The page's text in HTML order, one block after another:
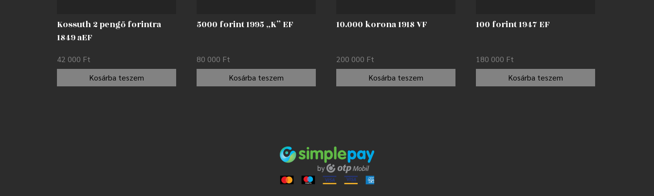
Kossuth 2 pengő forintra
1849 aEF
42 000 Ft
Kosárba teszem
5000 forint 1995 „K” EF
80 000 Ft
Kosárba teszem
10.000 korona 1918 VF
200 000 Ft
Kosárba teszem
100 forint 1947 EF
180 000 Ft
Kosárba teszem